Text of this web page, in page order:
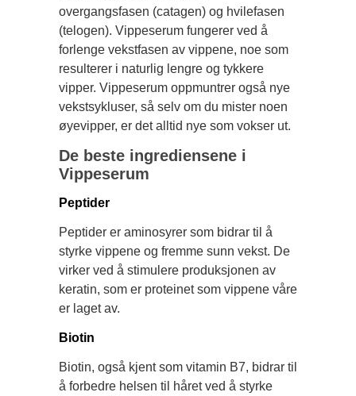
overgangsfasen (catagen) og hvilefasen
(telogen). Vippeserum fungerer ved å
forlenge vekstfasen av vippene, noe som
resulterer i naturlig lengre og tykkere
vipper. Vippeserum oppmuntrer også nye
vekstsykluser, så selv om du mister noen
øyevipper, er det alltid nye som vokser ut.
De beste ingrediensene i
Vippeserum
Peptider
Peptider er aminosyrer som bidrar til å
styrke vippene og fremme sunn vekst. De
virker ved å stimulere produksjonen av
keratin, som er proteinet som vippene våre
er laget av.
Biotin
Biotin, også kjent som vitamin B7, bidrar til
å forbedre helsen til håret ved å styrke